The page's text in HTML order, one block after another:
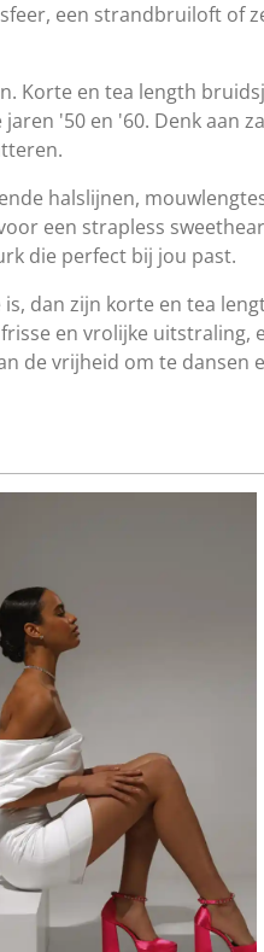
een strandbruiloft of
Korte en tea length
'50 en '60. Denk aan
halslijnen,
een strapless
die perfect bij jou past.
dan zijn korte en tea
en vrolijke uitstraling,
de vrijheid om te dansen